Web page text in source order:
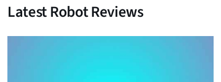
Latest Robot Reviews